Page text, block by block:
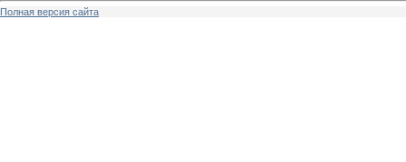
Полная версия сайта